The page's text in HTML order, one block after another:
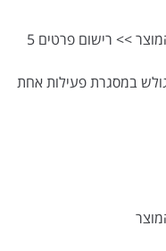
עובר למלא פרטים לצורך ההזמנה של המוצר >> רישום פרטים 5
במסגרת פעילות אחת